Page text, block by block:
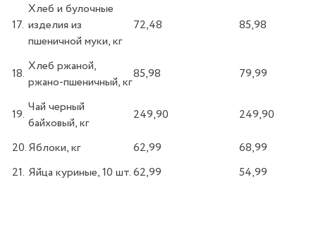
17.
Хлеб и булочные
изделия из
пшеничной муки, кг
72,48 85,98
18. Хлеб ржаной,
ржано-пшеничный, кг
85,98 79,99
19. Чай черный
байховый, кг
249,90 249,90
20.Яблоки, кг 62,99
68,99
21. Яйца куриные, 10 шт.62,99 54,99